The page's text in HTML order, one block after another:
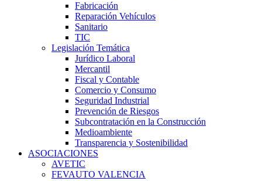
Fabricación
Reparación Vehículos
Sanitario
TIC
Legislación Temática
Jurídico Laboral
Mercantil
Fiscal y Contable
Comercio y Consumo
Seguridad Industrial
Prevención de Riesgos
Subcontratación en la Construcción
Medioambiente
Transparencia y Sostenibilidad
ASOCIACIONES
AVETIC
FEVAUTO VALENCIA